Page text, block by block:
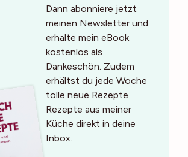
Dann abonniere jetzt
meinen Newsletter und
erhalte mein eBook
kostenlos als
Dankeschön. Zudem
erhältst du jede Woche
tolle neue Rezepte
Rezepte aus meiner
Küche direkt in deine
Inbox.